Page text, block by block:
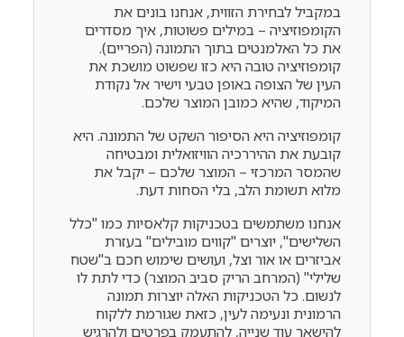
במקביל לבחירת הזווית, אנחנו בונים את
הקומפוזיציה – במילים פשוטות, איך מסדרים
את כל האלמנטים בתוך התמונה (הפריים).
קומפוזיציה טובה היא כזו שפשוט מושכת את
העין של הצופה באופן טבעי וישיר אל נקודת
המיקוד, שהיא כמובן המוצר שלכם.
קומפוזיציה היא הסיפור השקט של התמונה. היא
קובעת את ההיררכיה הוויזואלית ומבטיחה
שהמסר המרכזי – המוצר שלכם – יקבל את
מלוא תשומת הלב, בלי הסחות דעת.
אנחנו משתמשים בטכניקות קלאסיות כמו "כלל
השלישים", יוצרים "קווים מובילים" בעזרת
אביזרים או אור וצל, ועושים שימוש חכם ב"שטח
שלילי" (המרחב הריק סביב המוצר) כדי לתת לו
לנשום. כל הטכניקות האלה יוצרות תמונה
הרמונית ונעימה לעין, כזאת שגורמת ללקוח
להישאר עוד שנייה, להתעמק בפרטים ולהרגיש